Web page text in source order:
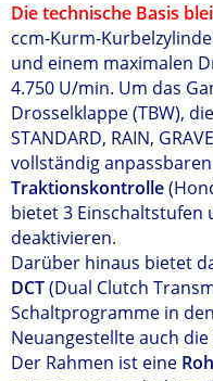
Die technische Basis
ccm-Kurm-
und einem maximalen
4.750 U/min. Um das
Drosselklappe (TBW),
STANDARD, RAIN,
vollständig anpassbaren
Traktionskontrolle
bietet 3 Einschaltstufen
deaktivieren.
Darüber hinaus bietet
DCT(Dual Clutch
Schaltprogramme in
Neuangestellte auch
Der Rahmen ist eine